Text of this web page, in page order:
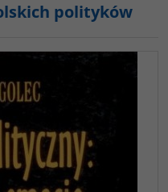
polityków